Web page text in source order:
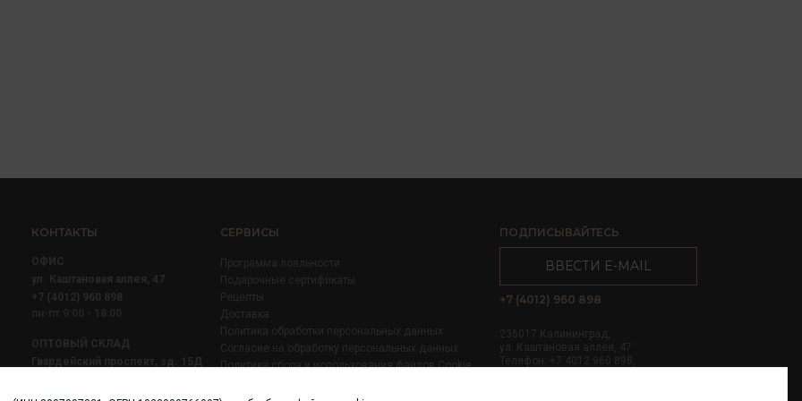
КОНТАКТЫ
ОФИС
ул. Каштановая аллея, 47
+7 (4012) 960 898
ОПТОВЫЙ СКЛАД
Гвардейский проспект, зд. 15Д
СЕРВИСЫ
Программа лояльности
Подарочные сертификаты
Рецепты
Доставка
Политика обработки персональных данных
Согласие на обработку персональных данных
Политика сбора и использования файлов Cookie
ПОДПИСЫВАЙТЕСЬ
ВВЕСТИ E-MAIL
+7 (4012) 960 898
236017 Калининград,
ул. Каштановая аллея, 47
Телефон: +7 4012 960 898,